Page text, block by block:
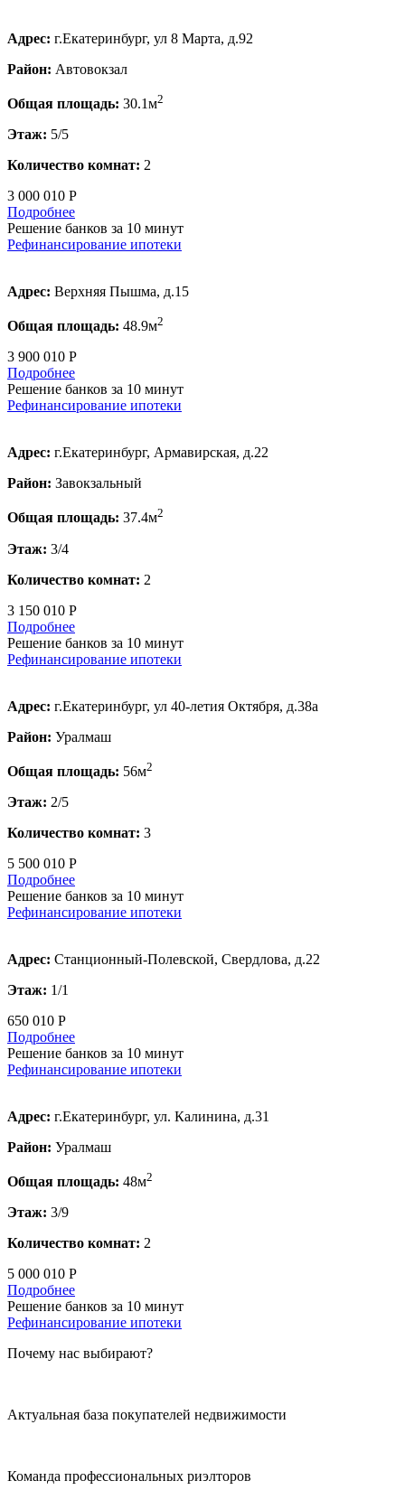
Адрес: г.Екатеринбург, ул 8 Марта, д.92
Район: Автовокзал
Общая площадь: 30.1м2
Этаж: 5/5
Количество комнат: 2
3 000 010 Р
Подробнее
Решение банков за 10 минут
Рефинансирование ипотеки
Адрес: Верхняя Пышма, д.15
Общая площадь: 48.9м2
3 900 010 Р
Подробнее
Решение банков за 10 минут
Рефинансирование ипотеки
Адрес: г.Екатеринбург, Армавирская, д.22
Район: Завокзальный
Общая площадь: 37.4м2
Этаж: 3/4
Количество комнат: 2
3 150 010 Р
Подробнее
Решение банков за 10 минут
Рефинансирование ипотеки
Адрес: г.Екатеринбург, ул 40-летия Октября, д.38а
Район: Уралмаш
Общая площадь: 56м2
Этаж: 2/5
Количество комнат: 3
5 500 010 Р
Подробнее
Решение банков за 10 минут
Рефинансирование ипотеки
Адрес: Станционный-Полевской, Свердлова, д.22
Этаж: 1/1
650 010 Р
Подробнее
Решение банков за 10 минут
Рефинансирование ипотеки
Адрес: г.Екатеринбург, ул. Калинина, д.31
Район: Уралмаш
Общая площадь: 48м2
Этаж: 3/9
Количество комнат: 2
5 000 010 Р
Подробнее
Решение банков за 10 минут
Рефинансирование ипотеки
Почему нас выбирают?
Актуальная база покупателей недвижимости
Команда профессиональных риэлторов